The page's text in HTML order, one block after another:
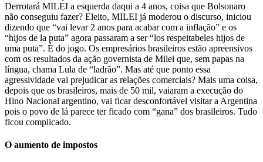
Derrotará MILEI a esquerda daqui a 4 anos, coisa que Bolsonaro
não conseguiu fazer? Eleito, MILEI já moderou o discurso, iniciou
dizendo que “vai levar 2 anos para acabar com a inflação” e os
“hijos de la puta” agora passaram a ser “los respeitabeles hijos de
uma puta”. É do jogo. Os empresários brasileiros estão apreensivos
com os resultados da ação governista de Milei que, sem papas na
língua, chama Lula de “ladrão”. Mas até que ponto essa
agressividade vai prejudicar as relações comerciais? Mais uma coisa,
depois que os brasileiros, mais de 50 mil, vaiaram a execução do
Hino Nacional argentino, vai ficar desconfortável visitar a Argentina
pois o povo de lá parece ter ficado com “gana” dos brasileiros. Tudo
ficou complicado.
O aumento de impostos